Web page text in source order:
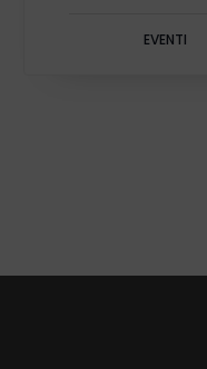
EVENTI